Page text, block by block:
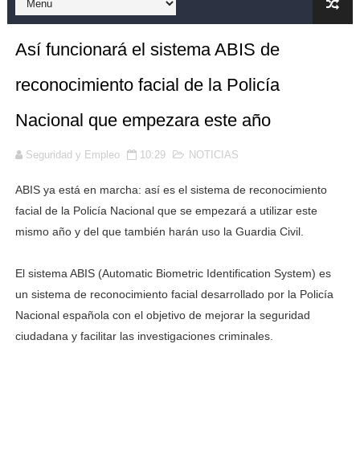
El Gobierno destina 92 millones a seguridad privada
"El inesperado cambio en la vida de Rafa Mora: se
Jupol acusa al Atlético de Madrid de impedir
Detenido por la Policía Municipal tras ir en moto por
Así funcionará el sistema ABIS de
reconocimiento facial de la Policía
Nacional que empezara este año
Seguridad y Empleo 10:29 NOTICIAS
ABIS ya está en marcha: así es el sistema de reconocimiento
facial de la Policía Nacional que se empezará a utilizar este
mismo año y del que también harán uso la Guardia Civil.
El sistema ABIS (Automatic Biometric Identification System) es
un sistema de reconocimiento facial desarrollado por la Policía
Nacional española con el objetivo de mejorar la seguridad
ciudadana y facilitar las investigaciones criminales.